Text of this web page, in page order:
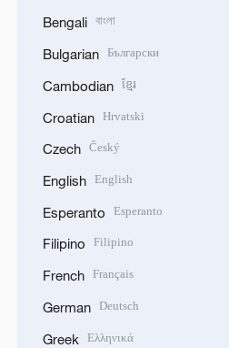
Bengali বাংলা
Bulgarian Български
Cambodian ខ្មែរ
Croatian Hrvatski
Czech Český
English English
Esperanto Esperanto
Filipino Filipino
French Français
German Deutsch
Greek Ελληνικά